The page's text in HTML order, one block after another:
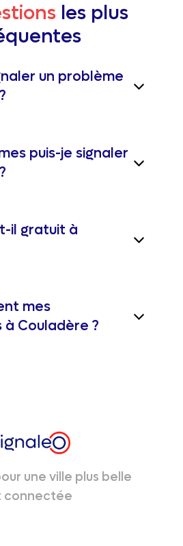
les plus
un problème
puis-je signaler
il gratuit à
mes
Couladère ?
une ville plus belle
connectée